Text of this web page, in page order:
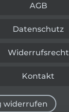
AGB
Datenschutz
Widerrufsrecht
Kontakt
widerrufen